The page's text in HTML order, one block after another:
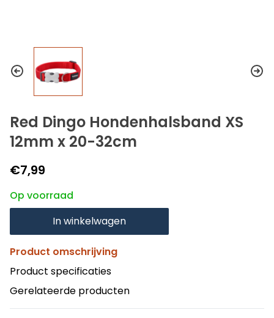
Red Dingo Hondenhalsband XS
12mm x 20-32cm
€7,99
Op voorraad
In winkelwagen
Product omschrijving
Product specificaties
Gerelateerde producten